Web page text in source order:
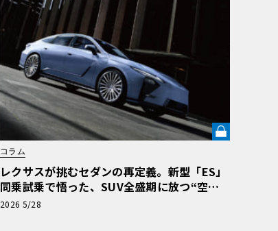
コラム
レクサスが挑むセダンの再定義。新型「ES」
同乗試乗で悟った、SUV全盛期に放つ“空間
体験”の真価《LE VOLANT LAB》
2026 5/28